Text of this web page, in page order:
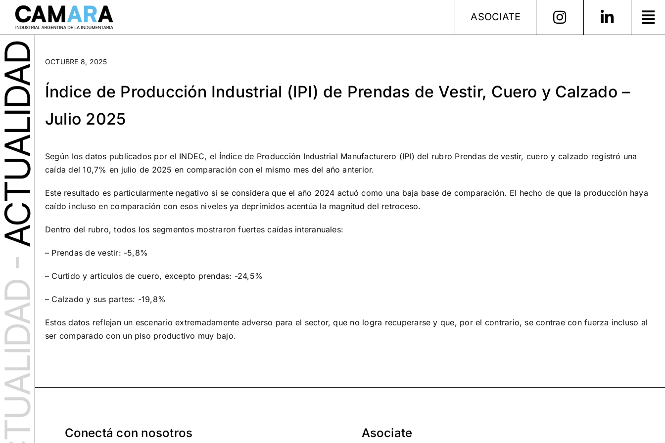
Saltar
contenido
ASOCIATE
OCTUBRE 8, 2025
Índice de Producción Industrial (IPI) de Prendas de Vestir, Cuero y Calzado –
Julio 2025
Según los datos publicados por el INDEC, el Índice de Producción Industrial Manufacturero (IPI) del rubro Prendas de vestir, cuero y calzado registró una
caída del 10,7% en julio de 2025 en comparación con el mismo mes del año anterior.
Este resultado es particularmente negativo si se considera que el año 2024 actuó como una baja base de comparación. El hecho de que la producción haya
caído incluso en comparación con esos niveles ya deprimidos acentúa la magnitud del retroceso.
Dentro del rubro, todos los segmentos mostraron fuertes caídas interanuales:
– Prendas de vestir: -5,8%
– Curtido y artículos de cuero, excepto prendas: -24,5%
– Calzado y sus partes: -19,8%
Estos datos reflejan un escenario extremadamente adverso para el sector, que no logra recuperarse y que, por el contrario, se contrae con fuerza incluso al
ser comparado con un piso productivo muy bajo.
Conectá con nosotros Asociate